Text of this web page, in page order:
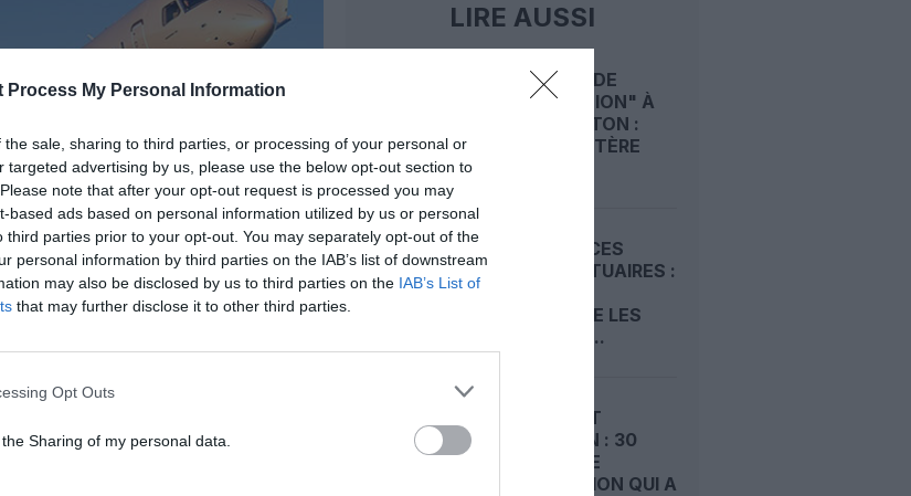
Process My Personal Information
the sale, sharing to third parties, or processing of your personal or
targeted advertising by us, please use the below opt-out section to
note that after your opt-out request is processed you may
based ads based on personal information utilized by us or personal
third parties prior to your opt-out. You may separately opt-out of the
personal information by third parties on the IAB’s list of downstream
may also be disclosed by us to third parties on the IAB’s List of
that may further disclose it to other third parties.
Opt Outs
Sharing of my personal data.
LIRE AUSSI
INCIDENT DE
"SÉPARATION" À
WASHINGTON :
L’HÉLICOPTÈRE
REDEVANCES
AÉROPORTUAIRES :
CONTESTE LES
HAUSSES...
AÉROPORT
D’ABIDJAN : 30
ANS D’UNE
CONCESSION QUI A